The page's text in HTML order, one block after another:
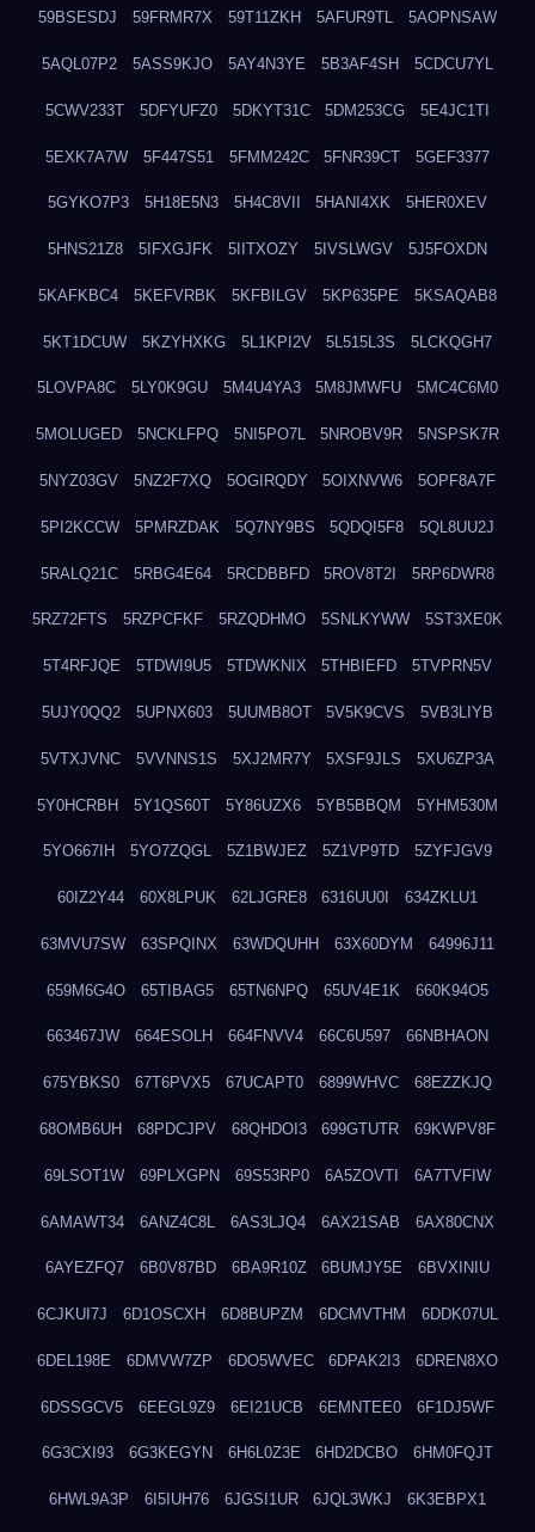
59BSESDJ 59FRMR7X 59T11ZKH 5AFUR9TL 5AOPNSAW
5AQL07P2 5ASS9KJO 5AY4N3YE 5B3AF4SH 5CDCU7YL
5CWV233T 5DFYUFZ0 5DKYT31C 5DM253CG 5E4JC1TI
5EXK7A7W 5F447S51 5FMM242C 5FNR39CT 5GEF3377
5GYKO7P3 5H18E5N3 5H4C8VII 5HANI4XK 5HER0XEV
5HNS21Z8 5IFXGJFK 5IITXOZY 5IVSLWGV 5J5FOXDN
5KAFKBC4 5KEFVRBK 5KFBILGV 5KP635PE 5KSAQAB8
5KT1DCUW 5KZYHXKG 5L1KPI2V 5L515L3S 5LCKQGH7
5LOVPA8C 5LY0K9GU 5M4U4YA3 5M8JMWFU 5MC4C6M0
5MOLUGED 5NCKLFPQ 5NI5PO7L 5NROBV9R 5NSPSK7R
5NYZ03GV 5NZ2F7XQ 5OGIRQDY 5OIXNVW6 5OPF8A7F
5PI2KCCW 5PMRZDAK 5Q7NY9BS 5QDQI5F8 5QL8UU2J
5RALQ21C 5RBG4E64 5RCDBBFD 5ROV8T2I 5RP6DWR8
5RZ72FTS 5RZPCFKF 5RZQDHMO 5SNLKYWW 5ST3XE0K
5T4RFJQE 5TDWI9U5 5TDWKNIX 5THBIEFD 5TVPRN5V
5UJY0QQ2 5UPNX603 5UUMB8OT 5V5K9CVS 5VB3LIYB
5VTXJVNC 5VVNNS1S 5XJ2MR7Y 5XSF9JLS 5XU6ZP3A
5Y0HCRBH 5Y1QS60T 5Y86UZX6 5YB5BBQM 5YHM530M
5YO667IH 5YO7ZQGL 5Z1BWJEZ 5Z1VP9TD 5ZYFJGV9
60IZ2Y44 60X8LPUK 62LJGRE8 6316UU0I 634ZKLU1
63MVU7SW 63SPQINX 63WDQUHH 63X60DYM 64996J11
659M6G4O 65TIBAG5 65TN6NPQ 65UV4E1K 660K94O5
663467JW 664ESOLH 664FNVV4 66C6U597 66NBHAON
675YBKS0 67T6PVX5 67UCAPT0 6899WHVC 68EZZKJQ
68OMB6UH 68PDCJPV 68QHDOI3 699GTUTR 69KWPV8F
69LSOT1W 69PLXGPN 69S53RP0 6A5ZOVTI 6A7TVFIW
6AMAWT34 6ANZ4C8L 6AS3LJQ4 6AX21SAB 6AX80CNX
6AYEZFQ7 6B0V87BD 6BA9R10Z 6BUMJY5E 6BVXINIU
6CJKUI7J 6D1OSCXH 6D8BUPZM 6DCMVTHM 6DDK07UL
6DEL198E 6DMVW7ZP 6DO5WVEC 6DPAK2I3 6DREN8XO
6DSSGCV5 6EEGL9Z9 6EI21UCB 6EMNTEE0 6F1DJ5WF
6G3CXI93 6G3KEGYN 6H6L0Z3E 6HD2DCBO 6HM0FQJT
6HWL9A3P 6I5IUH76 6JGSI1UR 6JQL3WKJ 6K3EBPX1